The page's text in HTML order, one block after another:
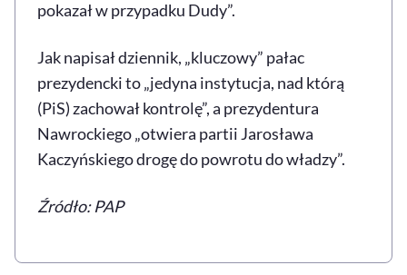
pokazał w przypadku Dudy”.
Jak napisał dziennik, „kluczowy” pałac
prezydencki to „jedyna instytucja, nad którą
(PiS) zachował kontrolę”, a prezydentura
Nawrockiego „otwiera partii Jarosława
Kaczyńskiego drogę do powrotu do władzy”.
Źródło: PAP